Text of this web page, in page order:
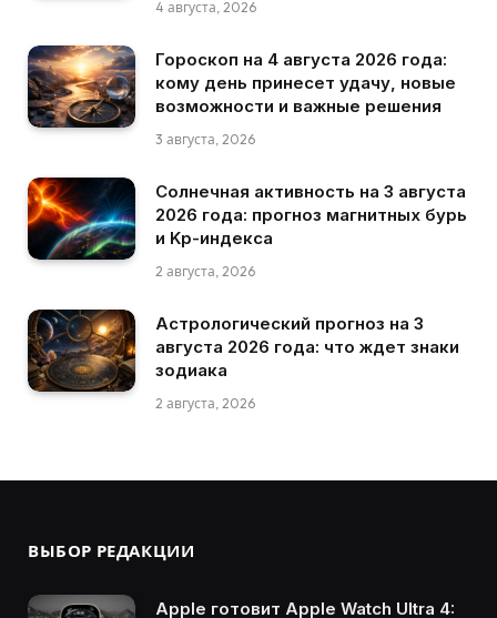
4 августа, 2026
Гороскоп на 4 августа 2026 года:
кому день принесет удачу, новые
возможности и важные решения
3 августа, 2026
Солнечная активность на 3 августа
2026 года: прогноз магнитных бурь
и Kp-индекса
2 августа, 2026
Астрологический прогноз на 3
августа 2026 года: что ждет знаки
зодиака
2 августа, 2026
ВЫБОР РЕДАКЦИИ
Apple готовит Apple Watch Ultra 4: